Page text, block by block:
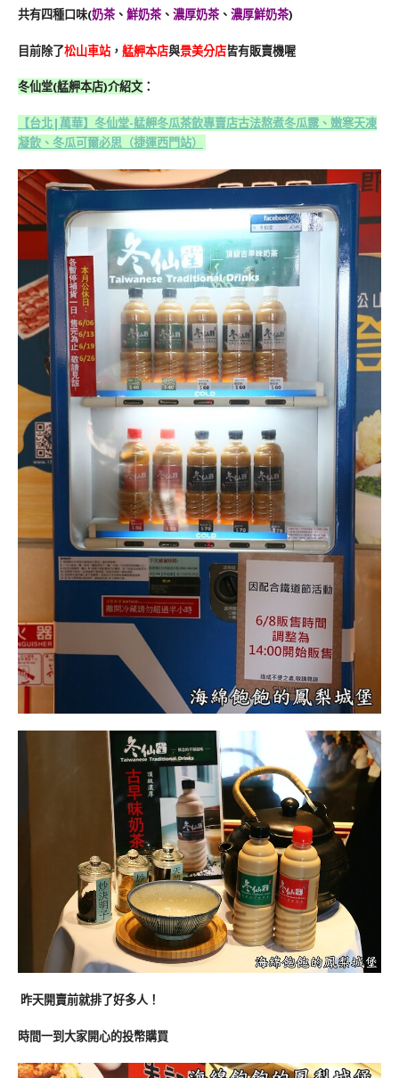
共有四種口味(奶茶、 鮮奶茶、 濃厚奶茶、 濃厚鮮奶茶)
目前除了松山車站， 艋舺本店與景美分店皆有販賣機喔
冬仙堂(艋舺本店)介紹文 ：
【台北|萬華】冬仙堂-艋舺冬瓜茶飲專賣店古法熬煮冬瓜露、嫩寒天凍
凝飲、冬瓜可爾必思（捷運西門站）
昨天開賣前就排了好多人！
時間一到大家開心的投幣購買